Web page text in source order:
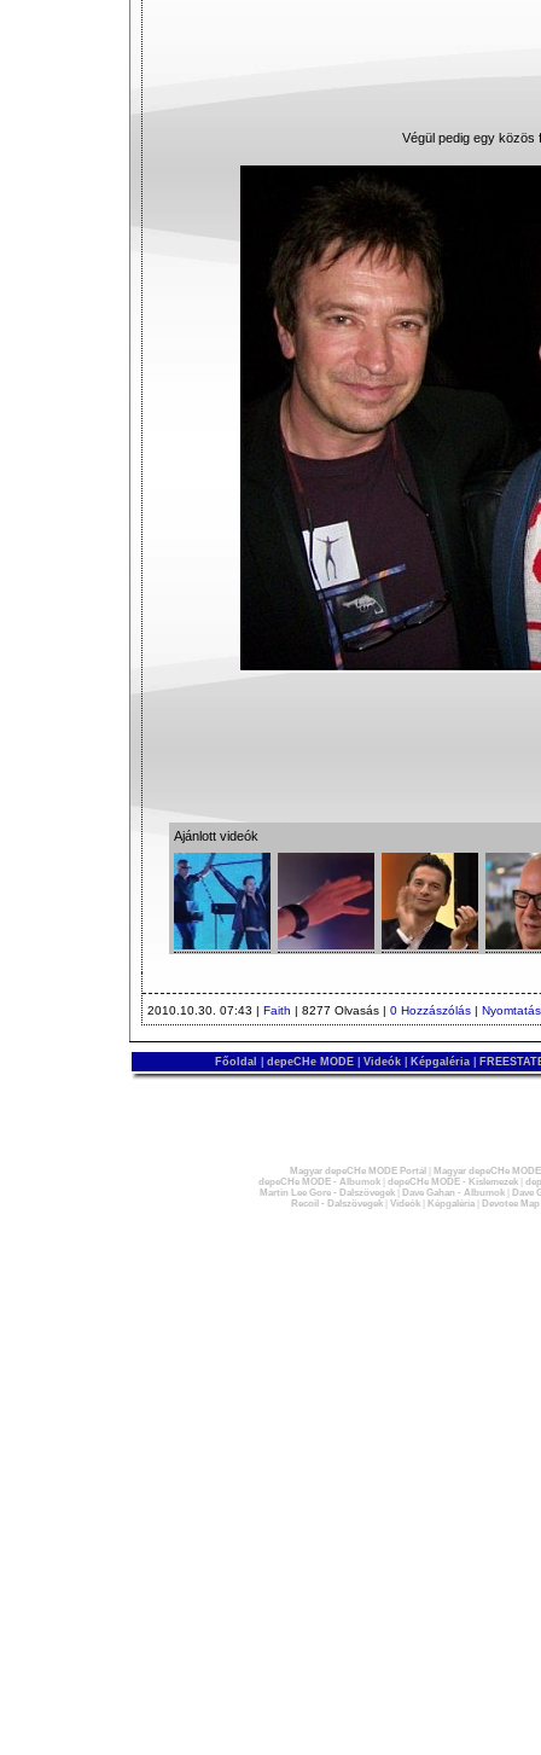
Végül pedig egy közös
Ajánlott videók
2010.10.30. 07:43 | Faith | 8277 Olvasás | 0 Hozzászólás | Nyomtatás
Főoldal depeCHe MODE Videók Képgaléria
Magyar depeCHe MODE Portál
Magyar depeCHe
depeCHe MODE - Albumok| depeCHe MODE - Kislemezek|
Martin Lee Gore - Dalszövegek| Dave Gahan - Albumok|
Dave
Recoil - Dalszövegek| Videók| Képgaléria| Devotee Map